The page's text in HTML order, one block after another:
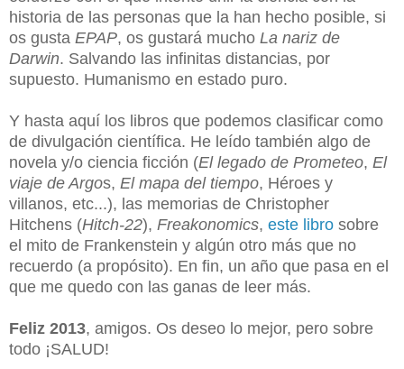
historia de las personas que la han hecho posible, si
os gusta EPAP, os gustará mucho La nariz de
Darwin. Salvando las infinitas distancias, por
supuesto. Humanismo en estado puro.
Y hasta aquí los libros que podemos clasificar como
de divulgación científica. He leído también algo de
novela y/o ciencia ficción (El legado de Prometeo, El
viaje de Argos, El mapa del tiempo, Héroes y
villanos, etc...), las memorias de Christopher
Hitchens (Hitch-22), Freakonomics, este libro sobre
el mito de Frankenstein y algún otro más que no
recuerdo (a propósito). En fin, un año que pasa en el
que me quedo con las ganas de leer más.
Feliz 2013, amigos. Os deseo lo mejor, pero sobre
todo ¡SALUD!